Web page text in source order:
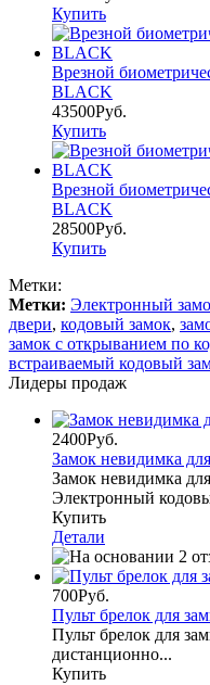
Купить
Врезной
BLACK
43500Руб.
Купить
Врезной
BLACK
28500Руб.
Купить
Метки:
Метки: Электронный
двери, кодовый замок,
замок с открыванием по
встраиваемый кодовый
Лидеры продаж
2400Руб.
Замок невидимка
Замок невидимка
Электронный
Купить
Детали
700Руб.
Пульт брелок для
Пульт брелок для
дистанционно...
Купить